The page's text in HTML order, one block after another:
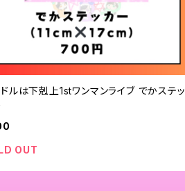
ルは下剋上1stワンマンライブ でかステッ
OUT